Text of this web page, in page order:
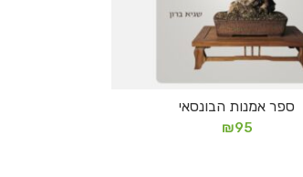
הוספה לסל
ספר אמנות הבונסאי
₪95